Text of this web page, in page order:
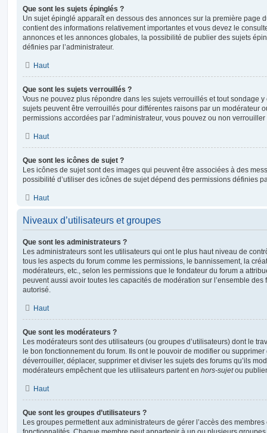
Que sont les sujets épinglés ?
Un sujet épinglé apparaît en dessous des annonces sur la première page
contient des informations relativement importantes et vous devez le
annonces et les annonces globales, la possibilité de publier des sujets
définies par l’administrateur.
Haut
Que sont les sujets verrouillés ?
Vous ne pouvez plus répondre dans les sujets verrouillés et tout sondage
sujets peuvent être verrouillés pour différentes raisons par un modérateur
permissions accordées par l’administrateur, vous pouvez ou non
Haut
Que sont les icônes de sujet ?
Les icônes de sujet sont des images qui peuvent être associées à des
possibilité d’utiliser des icônes de sujet dépend des permissions définies
Haut
Niveaux d’utilisateurs et groupes
Que sont les administrateurs ?
Les administrateurs sont les utilisateurs qui ont le plus haut niveau de
tous les aspects du forum comme les permissions, le bannissement, la
modérateurs, etc., selon les permissions que le fondateur du forum a
peuvent aussi avoir toutes les capacités de modération sur l’ensemble
autorisé.
Haut
Que sont les modérateurs ?
Les modérateurs sont des utilisateurs (ou groupes d’utilisateurs) dont le
le bon fonctionnement du forum. Ils ont le pouvoir de modifier ou
déverrouiller, déplacer, supprimer et diviser les sujets des forums qu’ils
modérateurs empêchent que les utilisateurs partent en hors-sujetou
Haut
Que sont les groupes d’utilisateurs ?
Les groupes permettent aux administrateurs de gérer l’accès des